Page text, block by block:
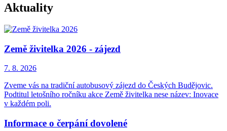
Aktuality
Země živitelka 2026 - zájezd
7. 8. 2026
Zveme vás na tradiční autobusový zájezd do Českých Budějovic.
Podtitul letošního ročníku akce Země živitelka nese název: Inovace
v každém poli.
Informace o čerpání dovolené